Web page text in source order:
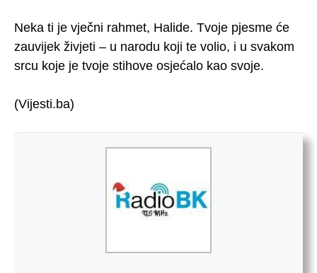
Neka ti je vječni rahmet, Halide. Tvoje pjesme će
zauvijek živjeti – u narodu koji te volio, i u svakom
srcu koje je tvoje stihove osjećalo kao svoje.
(Vijesti.ba)